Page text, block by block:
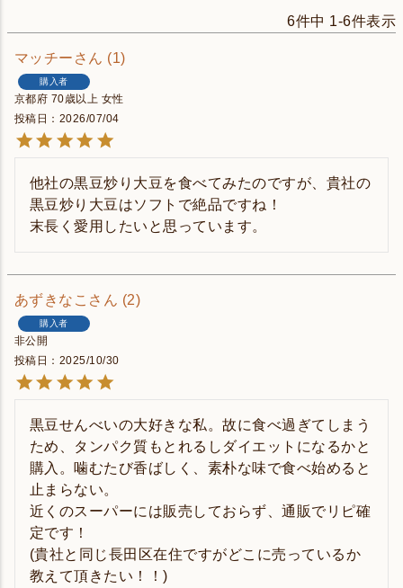
6件中 1-6件表示
マッチー 1
購入者
京都府 70歳以上 女性
投稿日
2026/07/04
他社の黒豆炒り大豆を食べてみたのですが、貴社の
黒豆炒り大豆はソフトで絶品ですね！
末長く愛用したいと思っています。
あずきなこ 2
購入者
非公開
投稿日
2025/10/30
黒豆せんべいの大好きな私。故に食べ過ぎてしまう
ため、タンパク質もとれるしダイエットになるかと
購入。噛むたび香ばしく、素朴な味で食べ始めると
止まらない。
近くのスーパーには販売しておらず、通販でリピ確
定です！
(貴社と同じ長田区在住ですがどこに売っているか
教えて頂きたい！！)